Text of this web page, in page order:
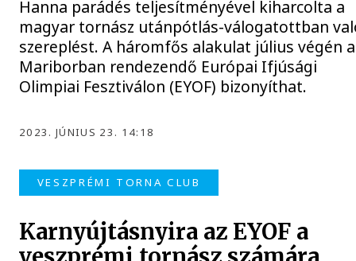
Hanna parádés teljesítményével kiharcolta a
magyar tornász utánpótlás-válogatottban
szereplést. A háromfős alakulat július végén a
Mariborban rendezendő Európai Ifjúsági
Olimpiai Fesztiválon (EYOF) bizonyíthat.
2023. JÚNIUS 23. 14:18
VESZPRÉMI TORNA CLUB
Karnyújtásnyira az EYOF a